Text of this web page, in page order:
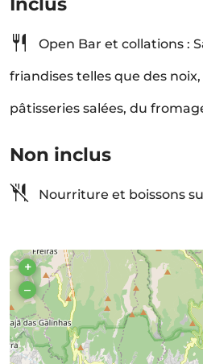
Open Bar et collations :
friandises telles que des noix,
pâtisseries salées, du
Non inclus
Nourriture et boissons
+
–